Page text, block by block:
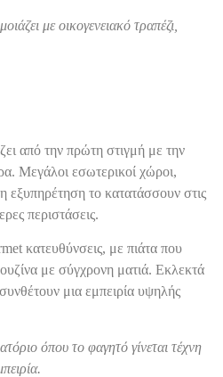
με οικογενειακό τραπέζι,
από την πρώτη στιγμή με την
Μεγάλοι εσωτερικοί χώροι,
το κατατάσσουν στις
περιστάσεις.
κατευθύνσεις, με πιάτα που
με σύγχρονη ματιά. Εκλεκτά
μια εμπειρία υψηλής
όπου το φαγητό γίνεται τέχνη